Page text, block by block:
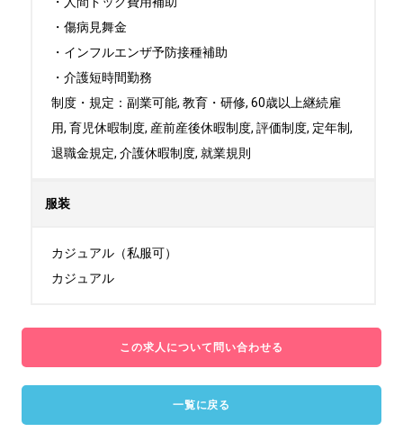
・傷病見舞金
・インフルエンザ予防接種補助
・介護短時間勤務
制度・規定：副業可能, 教育・研修, 60歳以上継続雇
用, 育児休暇制度, 産前産後休暇制度, 評価制度, 定年制,
退職金規定, 介護休暇制度, 就業規則
服装
カジュアル（私服可）
カジュアル
この求人について問い合わせる
一覧に戻る